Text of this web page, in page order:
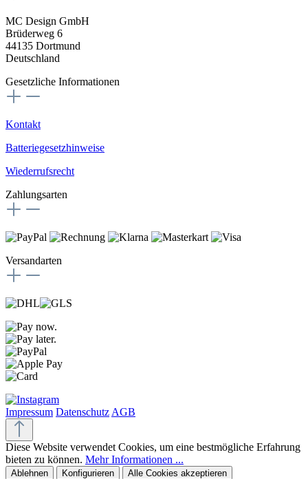
MC Design GmbH
Brüderweg 6
44135 Dortmund
Deutschland
Gesetzliche Informationen
Kontakt
Batteriegesetzhinweise
Wiederrufsrecht
Zahlungsarten
Versandarten
Impressum Datenschutz AGB
Diese Website verwendet Cookies, um eine bestmögliche Erfahrung
bieten zu können. Mehr Informationen ...
Ablehnen Konfigurieren Alle Cookies akzeptieren